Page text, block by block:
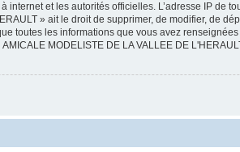
et les autorités officielles. L’adresse IP de
» ait le droit de supprimer, de modifier, de
toutes les informations que vous avez
MODELISTE DE LA VALLEE DE